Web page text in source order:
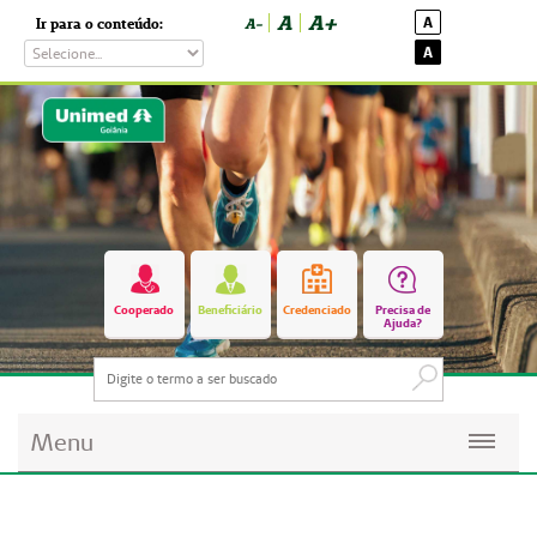
Ir para o conteúdo: A- A A+
A
A
Cooperado Beneficiário Credenciado
Precisa de
Ajuda?
Menu